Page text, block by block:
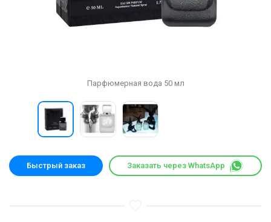
Парфюмерная вода 50 мл
Быстрый заказ Заказать через WhatsApp